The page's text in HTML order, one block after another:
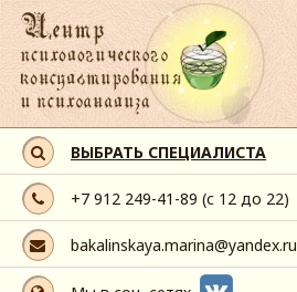
ВЫБРАТЬ СПЕЦИАЛИСТА
+7 912 249-41-89 (с 12 до 22)
bakalinskaya.marina@yandex.ru